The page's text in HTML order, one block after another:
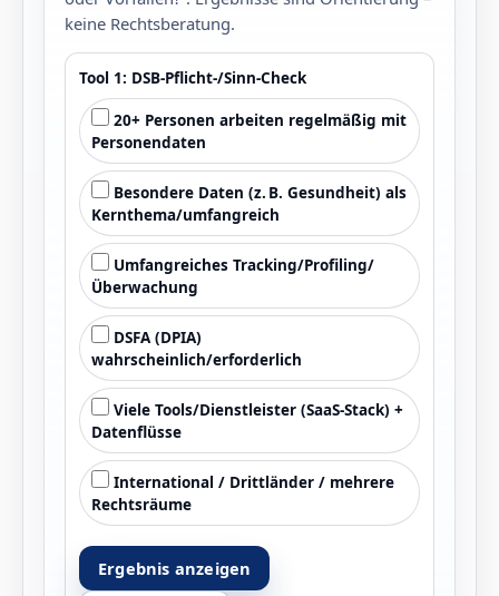
keine Rechtsberatung.
Tool 1: DSB‑Pflicht‑/Sinn‑Check
20+ Personen arbeiten regelmäßig mit
Personendaten
Besondere Daten (z. B. Gesundheit) als
Kernthema/umfangreich
Umfangreiches Tracking/Profiling/
Überwachung
DSFA (DPIA)
wahrscheinlich/erforderlich
Viele Tools/Dienstleister (SaaS‑Stack) +
Datenflüsse
International / Drittländer / mehrere
Rechtsräume
Ergebnis anzeigen